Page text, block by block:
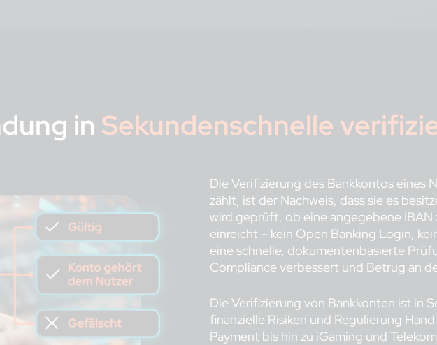
inSekundenschnelle
Die Verifizierung des Bankkontos eines
zählt, ist der Nachweis, dass sie es
wird geprüft, ob eine angegebene IBAN
einreicht – kein Open Banking Login,
eine schnelle, dokumentenbasierte
Compliance verbessert und Betrug an
Die Verifizierung von Bankkonten ist in
finanzielle Risiken und Regulierung
Payment bis hin zu iGaming und